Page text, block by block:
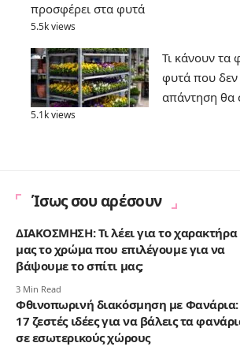
προσφέρει στα φυτά
5.5k views
Τι κάνουν τα
φυτά που
απάντηση θα
5.1k views
Ίσως σου αρέσουν
ΔΙΑΚΟΣΜΗΣΗ: Τι λέει για το χαρακτήρα
μας το χρώμα που επιλέγουμε για να
βάψουμε το σπίτι μας;
3 Min Read
Φθινοπωρινή διακόσμηση με Φανάρια:
17 ζεστές ιδέες για να βάλεις τα
σε εσωτερικούς χώρους